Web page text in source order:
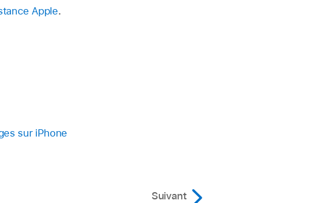
Apple.
sur iPhone
Suivant